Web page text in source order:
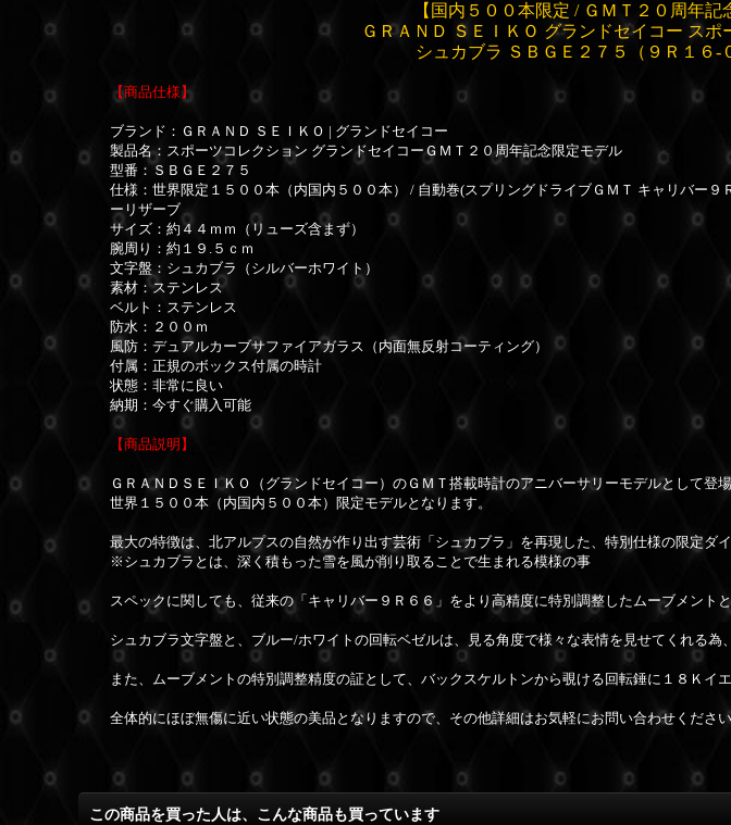
【国内５００本限定 / ＧＭＴ２０周年記
ＧＲＡＮＤ ＳＥＩＫＯ グランドセイコー スポ
シュカブラ ＳＢＧＥ２７５（９Ｒ１６-
【商品仕様】
ブランド：ＧＲＡＮＤ ＳＥＩＫＯ | グランドセイコー
製品名：スポーツコレクション グランドセイコーＧＭＴ２０周年記念限定モデル
型番：ＳＢＧＥ２７５
仕様：世界限定１５００本（内国内５００本） / 自動巻(スプリングドライブＧＭＴ キャリバー
ーリザーブ
サイズ：約４４ｍｍ（リューズ含まず）
腕周り：約１９.５ｃｍ
文字盤：シュカブラ（シルバーホワイト）
素材：ステンレス
ベルト：ステンレス
防水：２００ｍ
風防：デュアルカーブサファイアガラス（内面無反射コーティング）
付属：正規のボックス付属の時計
状態：非常に良い
納期：今すぐ購入可能
【商品説明】
ＧＲＡＮＤＳＥＩＫＯ（グランドセイコー）のＧＭＴ搭載時計のアニバーサリーモデルとして登
世界１５００本（内国内５００本）限定モデルとなります。
最大の特徴は、北アルプスの自然が作り出す芸術「シュカブラ」を再現した、特別仕様の限定ダ
※シュカブラとは、深く積もった雪を風が削り取ることで生まれる模様の事
スペックに関しても、従来の「キャリバー９Ｒ６６」をより高精度に特別調整したムーブメント
シュカブラ文字盤と、ブルー/ホワイトの回転ベゼルは、見る角度で様々な表情を見せてくれる為
また、ムーブメントの特別調整精度の証として、バックスケルトンから覗ける回転錘に１８Ｋイ
全体的にほぼ無傷に近い状態の美品となりますので、その他詳細はお気軽にお問い合わせください
この商品を買った人は、こんな商品も買っています